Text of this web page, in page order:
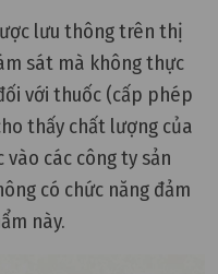
lưu thông trên thị
sát mà không thực
với thuốc (cấp phép
thấy chất lượng của
các công ty sản
có chức năng đảm
này.